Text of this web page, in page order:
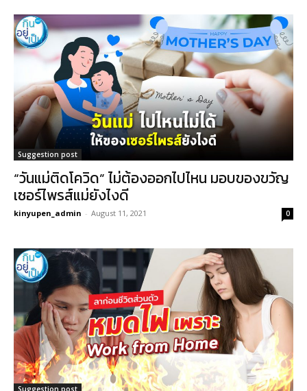
Suggestion post
“วันแม่ติดโควิด” ไม่ต้องออกไปไหน มอบของขวัญ
เซอร์ไพรส์แม่ยังไงดี
kinyupen_admin - August 11, 2021 0
Suggestion post